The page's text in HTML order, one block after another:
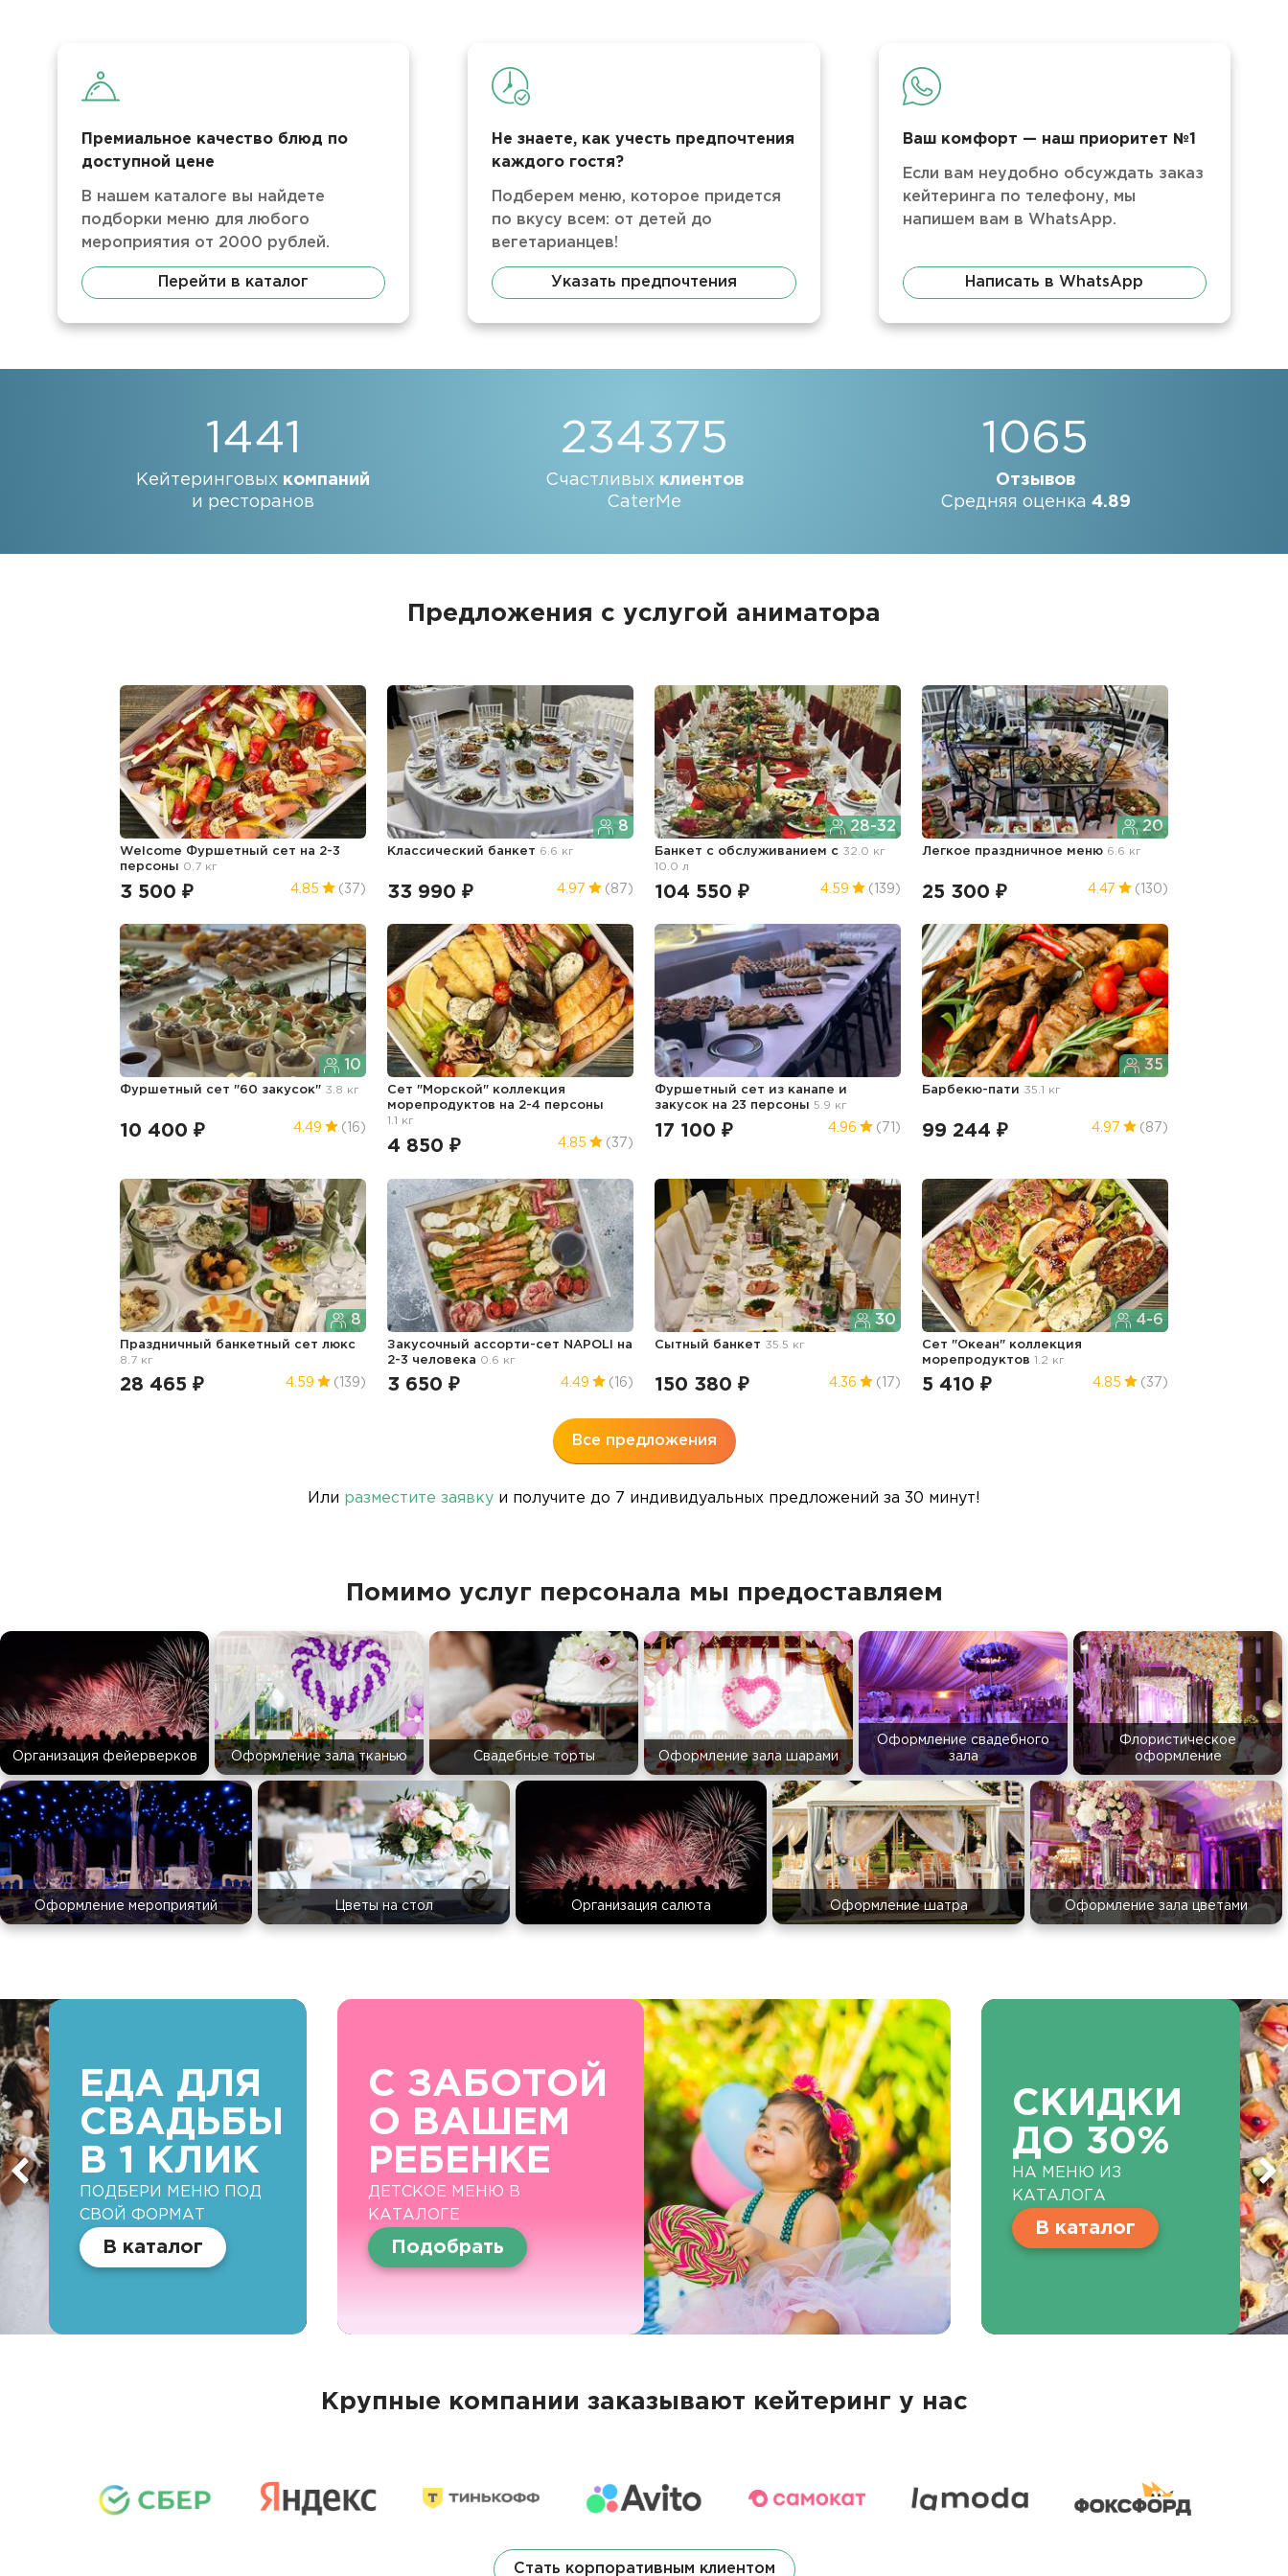
Премиальное качество блюд по
доступной цене
В нашем каталоге вы найдете
подборки меню для любого
мероприятия от 2000 рублей.
Перейти в каталог
Не знаете, как учесть предпочтения
каждого гостя?
Подберем меню, которое придется
по вкусу всем: от детей до
вегетарианцев!
Указать предпочтения
Ваш комфорт — наш приоритет №1
Если вам неудобно обсуждать заказ
кейтеринга по телефону, мы
напишем вам в WhatsApp.
Написать в WhatsApp
1441
Кейтеринговых компаний
и ресторанов
234375
Счастливых клиентов
CaterMe
1065
Отзывов
Средняя оценка 4.89
Предложения с услугой аниматора
Welcome Фуршетный сет на 2-3
персоны 0.7 кг
3 500 ₽ 4.85 (37)
8
Классический банкет 6.6 кг
33 990 ₽ 4.97 (87)
28-32
Банкет с обслуживанием с 32.0 кг
10.0 л
104 550 ₽ 4.59 (139)
20
Легкое праздничное меню 6.6 кг
25 300 ₽ 4.47 (130)
10
Фуршетный сет "60 закусок" 3.8 кг
10 400 ₽ 4.49 (16)
Сет "Морской" коллекция
морепродуктов на 2-4 персоны
1.1 кг
4 850 ₽ 4.85 (37)
Фуршетный сет из канапе и
закусок на 23 персоны5.9 кг
17 100 ₽ 4.96 (71)
35
Барбекю-пати 35.1 кг
99 244 ₽ 4.97 (87)
8
Праздничный банкетный сет люкс
8.7 кг
28 465 ₽ 4.59 (139)
Закусочный ассорти-сет NAPOLI на
2-3 человека 0.6 кг
3 650 ₽ 4.49 (16)
30
Сытный банкет 35.5 кг
150 380 ₽ 4.36 (17)
4-6
Сет "Океан" коллекция
морепродуктов1.2 кг
5 410 ₽ 4.85 (37)
Все предложения
Или разместите заявку и получите до 7 индивидуальных предложений за 30 минут!
Помимо услуг персонала мы предоставляем
Организация фейерверков Оформление зала тканью Свадебные торты Оформление зала шарами
Оформление свадебного
зала
Флористическое
оформление
Оформление мероприятий Цветы на стол Организация салюта Оформление шатра Оформление зала цветами
ЕДА ДЛЯ
СВАДЬБЫ
В 1 КЛИК
ПОДБЕРИ МЕНЮ ПОД
СВОЙ ФОРМАТ
В каталог
С ЗАБОТОЙ
О ВАШЕМ
РЕБЕНКЕ
ДЕТСКОЕ МЕНЮ В
КАТАЛОГЕ
Подобрать
СКИДКИ
ДО 30%
НА МЕНЮ ИЗ
КАТАЛОГА
В каталог
Крупные компании заказывают кейтеринг у нас
Стать корпоративным клиентом